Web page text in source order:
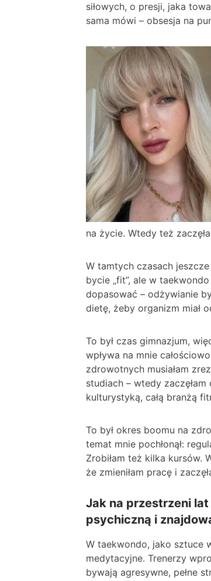
siłowych, o presji, jaka
sama mówi – obsesja na
na życie. Wtedy też
W tamtych czasach
bycie „fit”, ale w
dopasować – odżywianie
dietę, żeby organizm miał
To był czas gimnazjum,
wpływa na mnie
zdrowotnych musiałam
studiach – wtedy
kulturystyką, całą branżą
To był okres boomu na
temat mnie pochłonął:
Zrobiłam też kilka kursów.
że zmieniłam pracę i
Jak na przestrzeni
psychiczną i
W taekwondo, jako sztuce
medytacyjne. Trenerzy
bywają agresywne, pełne